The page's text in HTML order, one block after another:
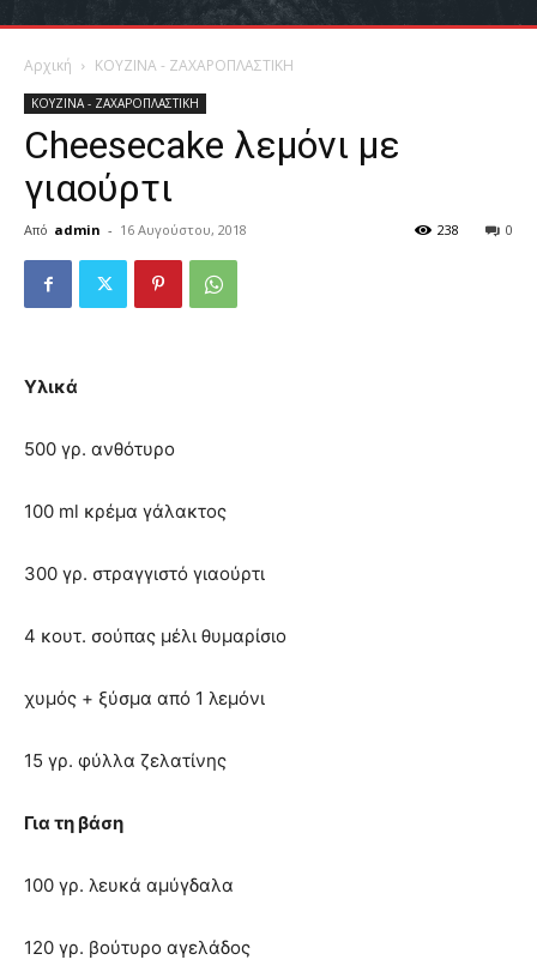
Αρχική ΚΟΥΖΙΝΑ - ΖΑΧΑΡΟΠΛΑΣΤΙΚΗ
ΚΟΥΖΙΝΑ - ΖΑΧΑΡΟΠΛΑΣΤΙΚΗ
Cheesecake λεμόνι με
γιαούρτι
Από admin - 16 Αυγούστου, 2018 0
238
Υλικά
500 γρ. ανθότυρο
100 ml κρέμα γάλακτος
300 γρ. στραγγιστό γιαούρτι
4 κουτ. σούπας μέλι θυμαρίσιο
χυμός + ξύσμα από 1 λεμόνι
15 γρ. φύλλα ζελατίνης
Για τη βάση
100 γρ. λευκά αμύγδαλα
120 γρ. βούτυρο αγελάδος